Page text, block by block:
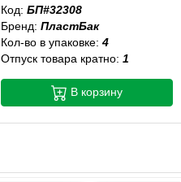
Код: БП#32308
Бренд: ПластБак
Кол-во в упаковке: 4
Отпуск товара кратно: 1
В корзину